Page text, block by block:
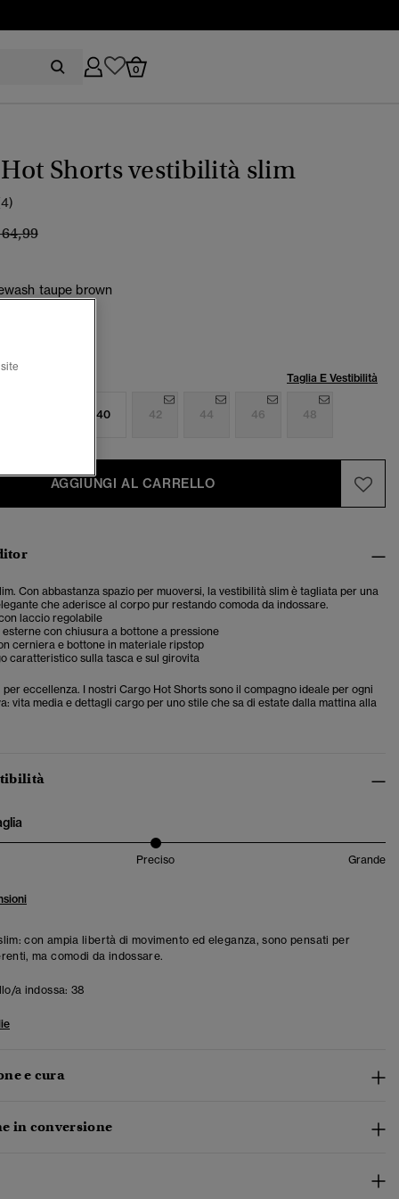
0
Shorts vestibilità slim
ridotto da
a
taupe brown
Taglia E Vestibilità
40 42 44 46 48
AGGIUNGI AL CARRELLO
Con abbastanza spazio per muoversi, la vestibilità slim è tagliata per una
che aderisce al corpo pur restando comoda da indossare.
laccio regolabile
con chiusura a bottone a pressione
cerniera e bottone in materiale ripstop
caratteristico sulla tasca e sul girovita
per eccellenza. I nostri Cargo Hot Shorts sono il compagno ideale per ogni
vita media e dettagli cargo per uno stile che sa di estate dalla mattina alla
Preciso Grande
con ampia libertà di movimento ed eleganza, sono pensati per
ma comodi da indossare.
a indossa: 38
e cura
in conversione